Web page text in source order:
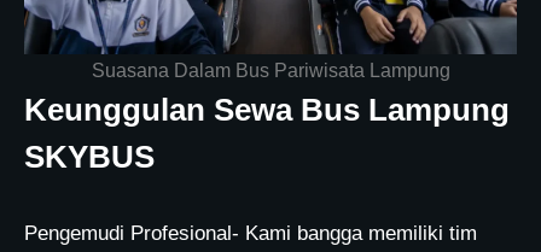
Suasana Dalam Bus Pariwisata Lampung
Keunggulan Sewa Bus Lampung
SKYBUS
Pengemudi Profesional- Kami bangga memiliki tim